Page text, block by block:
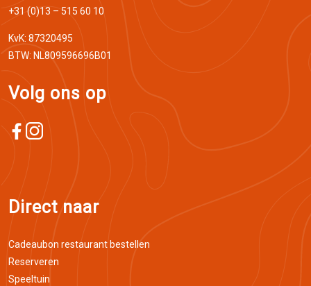
+31 (0)13 – 515 60 10
KvK: 87320495
BTW: NL809596696B01
Volg ons op
Direct naar
Cadeaubon restaurant bestellen
Reserveren
Speeltuin